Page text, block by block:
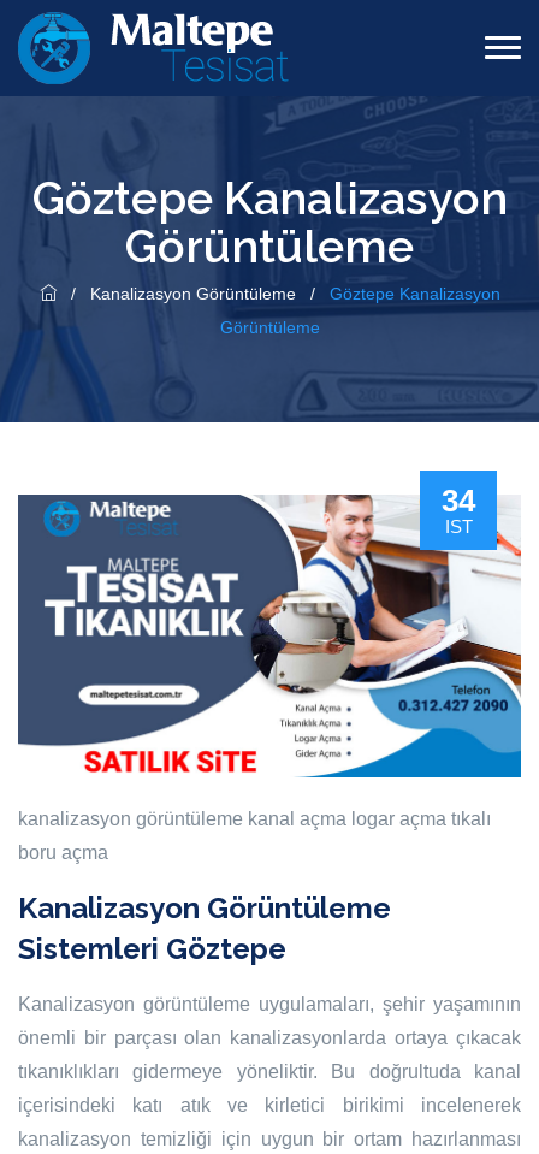
Göztepe Kanalizasyon
Görüntüleme
/ Kanalizasyon Görüntüleme /
Göztepe Kanalizasyon
Görüntüleme
34
IST
kanalizasyon görüntüleme kanal açma logar açma tıkalı
boru açma
Kanalizasyon Görüntüleme
Sistemleri Göztepe
Kanalizasyon görüntüleme uygulamaları, şehir yaşamının
önemli bir parçası olan kanalizasyonlarda ortaya çıkacak
tıkanıklıkları gidermeye yöneliktir. Bu doğrultuda kanal
içerisindeki katı atık ve kirletici birikimi incelenerek
kanalizasyon temizliği için uygun bir ortam hazırlanması